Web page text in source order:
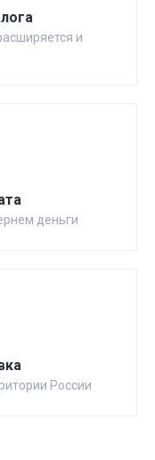
и
деньги
России